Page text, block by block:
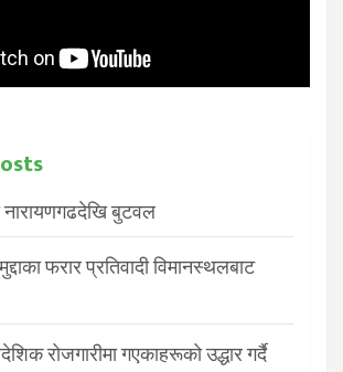
नारायणगढदेखि बुटवल
फरार प्रतिवादी विमानस्थलबाट
रोजगारीमा गएकाहरूको उद्धार गर्दै